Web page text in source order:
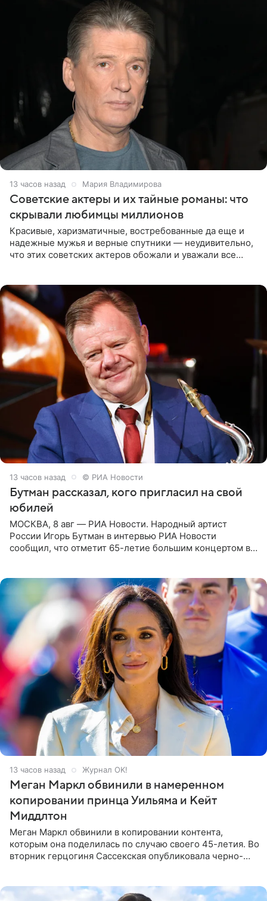
13 часов назад Мария Владимирова
Советские актеры и их тайные романы: что
скрывали любимцы миллионов
Красивые, харизматичные, востребованные да еще и
надежные мужья и верные спутники — неудивительно,
что этих советских актеров обожали и уважали все
13 часов назад © РИА Новости
Бутман рассказал, кого пригласил на свой
юбилей
МОСКВА, 8 авг — РИА Новости. Народный артист
России Игорь Бутман в интервью РИА Новости
сообщил, что отметит 65-летие большим концертом в
13 часов назад Журнал OK!
Меган Маркл обвинили в намеренном
копировании принца Уильяма и Кейт
Миддлтон
Меган Маркл обвинили в копировании контента,
которым она поделилась по случаю своего 45-летия. Во
вторник герцогиня Сассекская опубликовала черно-